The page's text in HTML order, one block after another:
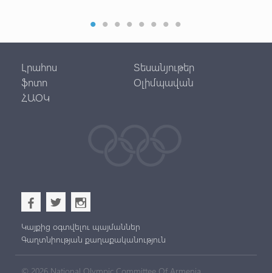
Լրահոս
Տեսանյութեր
ֆոտո
Օլիմպավան
ՀԱՕԿ
b a x
Կայքից օգտվելու պայմաններ
Գաղտնիության քաղաքականություն